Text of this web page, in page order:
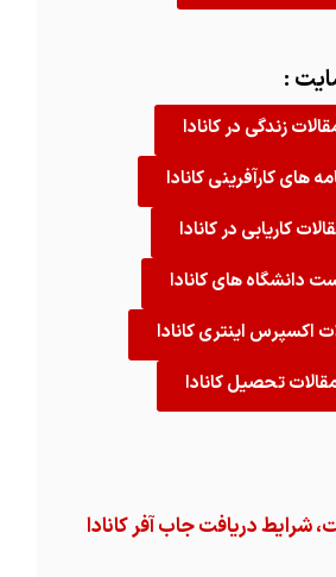
:
زندگی در کانادا
های کارآفرینی کانادا
کاریابی در کانادا
دانشگاه های کانادا
اکسپرس اینتری کانادا
تحصیل کانادا
شرایط دریافت جاب آفر کانادا